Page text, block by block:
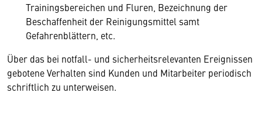
Trainingsbereichen und Fluren, Bezeichnung der
Beschaffenheit der Reinigungsmittel samt
Gefahrenblättern, etc.
Über das bei notfall- und sicherheitsrelevanten Ereignissen
gebotene Verhalten sind Kunden und Mitarbeiter periodisch
schriftlich zu unterweisen.